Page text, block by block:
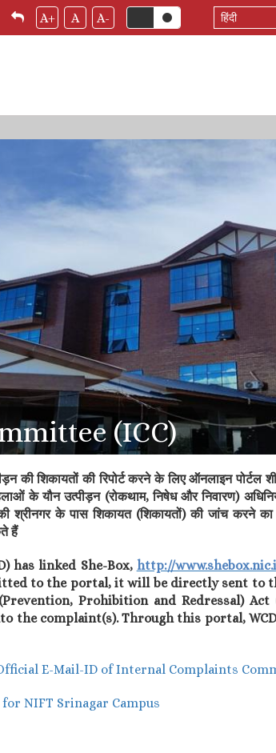
A+ A A-
Select
your
(ICC)
की शिकायतों की रिपोर्ट करने के लिए ऑनलाइन पोर्टल
के यौन उत्पीड़न (रोकथाम, निषेध और निवारण)
श्रीनगर के पास शिकायत (शिकायतों) की जांच करने
हैं
has linked She-Box, http://
to the portal, it will be directly sent to
Prohibition and Redressal)
the complaint(s). Through this portal,
Official E-Mail-ID of Internal Complaints
NIFT Srinagar Campus